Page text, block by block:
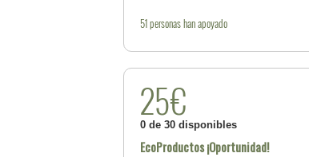
51personashan apoyado
25€
0 de 30 disponibles
EcoProductos ¡Oportunidad!